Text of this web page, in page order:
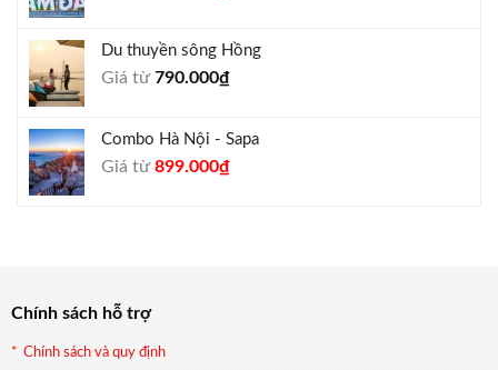
1.000.000₫.
là:
Du thuyền sông Hồng
Giá từ790.000₫
Combo Hà Nội - Sapa
Giá từGiá
899.000₫Giá
Chính sách hỗ trợ
Chính sách và quy định